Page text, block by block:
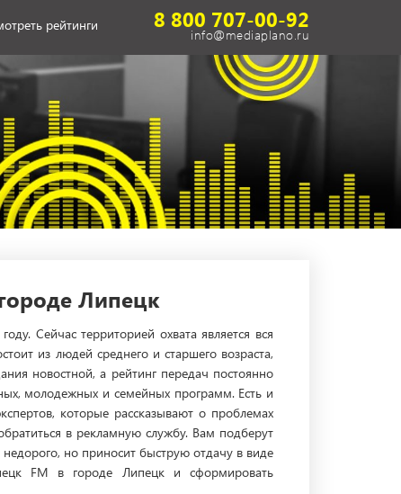
рейтинги 8 800 707-00-92
info@mediaplano.ru
Липецк
Сейчас территорией охвата является вся
из людей среднего и старшего возраста,
новостной, а рейтинг передач постоянно
молодежных и семейных программ. Есть и
которые рассказывают о проблемах
в рекламную службу. Вам подберут
но приносит быструю отдачу в виде
FM в городе Липецк и сформировать